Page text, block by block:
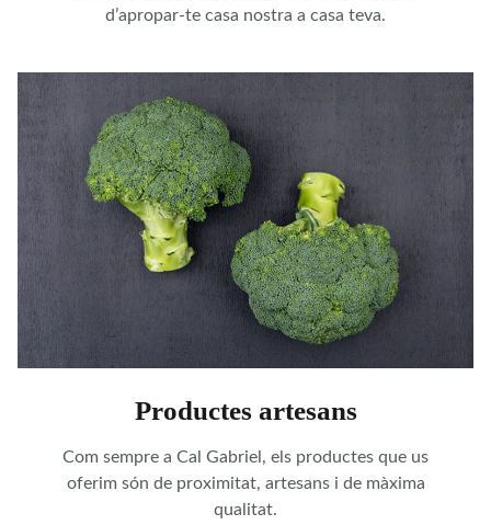
d’apropar-te casa nostra a casa teva.
Productes artesans
Com sempre a Cal Gabriel, els productes que us
oferim són de proximitat, artesans i de màxima
qualitat.